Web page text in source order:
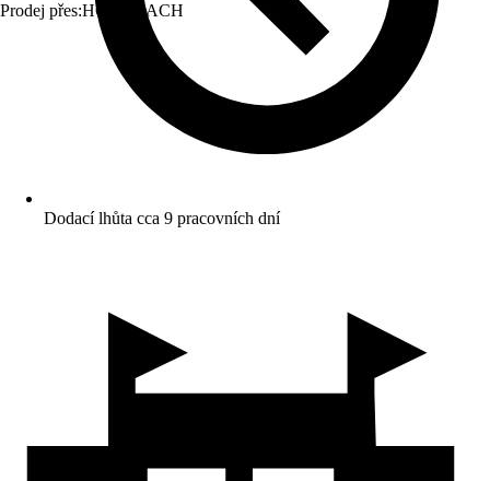
Prodej přes:HORNBACH
Dodací lhůta cca 9 pracovních dní